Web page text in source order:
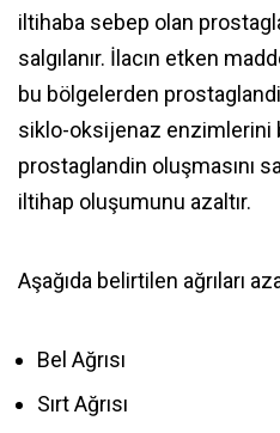
iltihaba sebep olan
salgılanır. İlacın etken
bu bölgelerden
siklo-oksijenaz enzimlerini
prostaglandin oluşmasını
iltihap oluşumunu azaltır.
Aşağıda belirtilen ağrıları
Bel Ağrısı
Sırt Ağrısı